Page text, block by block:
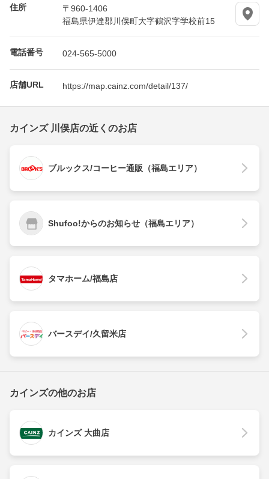
住所
〒960-1406
福島県伊達郡川俣町大字鶴沢字学校前15
電話番号 024-565-5000
店舗URL https://map.cainz.com/detail/137/
カインズ 川俣店の近くのお店
ブルックス/コーヒー通販（福島エリア）
Shufoo!からのお知らせ（福島エリア）
タマホーム/福島店
バースデイ/久留米店
カインズの他のお店
カインズ 大曲店